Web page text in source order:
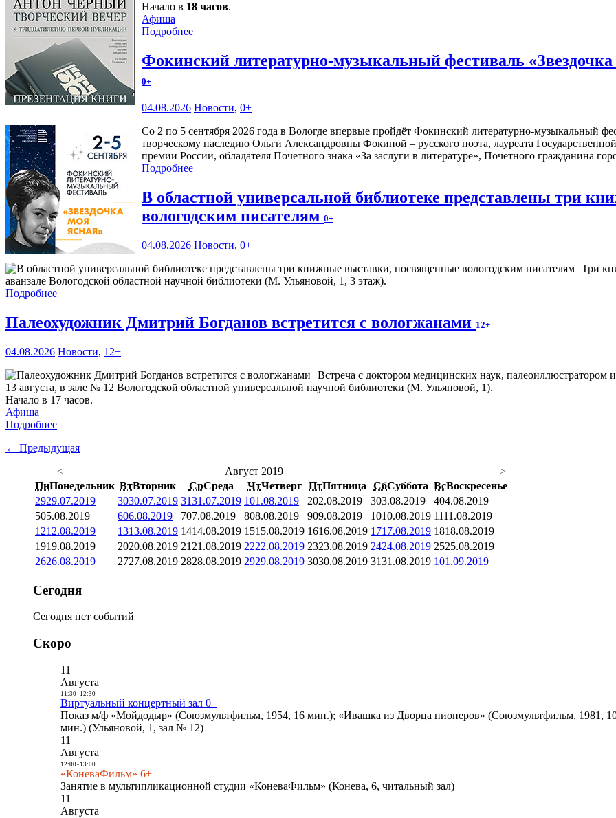
Начало в 18 часов.
Афиша
Подробнее
Фокинский литературно-музыкальный фестиваль
0+
04.08.2026 Новости, 0+
Со 2 по 5 сентября 2026 года в Вологде впервые пройдёт Фокинский литературно-музыкальный
творческому наследию Ольги Александровны Фокиной – русского поэта, лауреата
премии России, обладателя Почетного знака «За заслуги в литературе», Почетного гражданина
Подробнее
В областной универсальной библиотеке представлены три
вологодским писателям 0+
04.08.2026 Новости, 0+
Три
аванзале Вологодской областной научной библиотеки (М. Ульяновой, 1, 3 этаж).
Подробнее
Палеохудожник Дмитрий Богданов встретится с вологжанами 12+
04.08.2026 Новости, 12+
Встреча с доктором медицинских наук, палеоиллюстратором
13 августа, в зале № 12 Вологодской областной универсальной научной библиотеки (М. Ульяновой, 1).
Начало в 17 часов.
Афиша
Подробнее
← Предыдущая
<
Август 2019
>
ПнПонедельник ВтВторник СрСреда ЧтЧетверг ПтПятница СбСуббота ВсВоскресенье
2929.07.2019 3030.07.2019 3131.07.2019 101.08.2019 202.08.2019 303.08.2019 404.08.2019
505.08.2019 606.08.2019 707.08.2019 808.08.2019 909.08.2019 1010.08.2019 1111.08.2019
1212.08.2019 1313.08.2019 1414.08.2019 1515.08.2019 1616.08.2019 1717.08.2019 1818.08.2019
1919.08.2019 2020.08.2019 21 21.08.2019 2222.08.2019 2323.08.2019 2424.08.2019 2525.08.2019
2626.08.2019 2727.08.2019 2828.08.2019 2929.08.2019 3030.08.2019 3131.08.2019 101.09.2019
Сегодня
Сегодня нет событий
Скоро
11
Августа
11:30- 12:30
Виртуальный концертный зал 0+
Показ м/ф «Мойдодыр» (Союзмультфильм, 1954, 16 мин.); «Ивашка из Дворца пионеров» (Союзмультфильм, 1981,
мин.) (Ульяновой, 1, зал № 12)
11
Августа
12:00- 13:00
«КоневаФильм» 6+
Занятие в мультипликационной студии «КоневаФильм» (Конева, 6, читальный зал)
11
Августа